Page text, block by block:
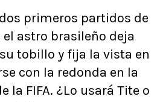
primeros partidos de
astro brasileño deja
tobillo y fija la vista en
con la redonda en la
la FIFA. ¿Lo usará Tite o